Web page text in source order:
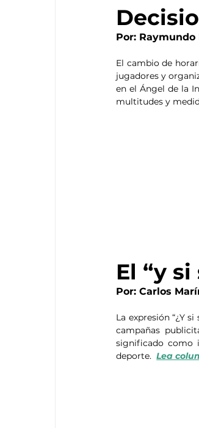
Por: Raymundo
El cambio de
jugadores y
en el Ángel de la
multitudes y
El “y
Por: Carlos
La expresión “¿Y
campañas
significado como
deporte. Lea